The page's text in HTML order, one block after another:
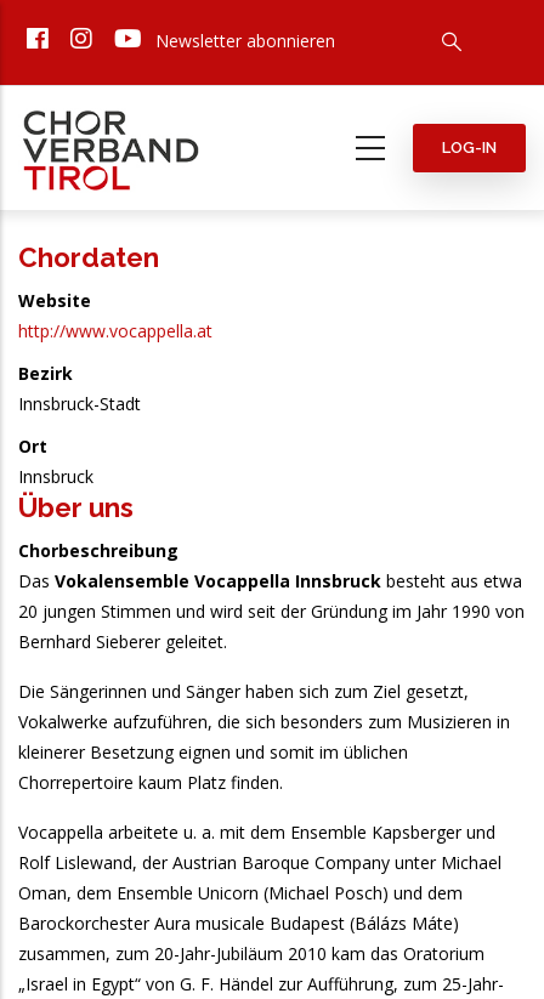
zum
Newsletter abonnieren
LOG-IN
Chordaten
Website
http://www.vocappella.at
Bezirk
Innsbruck-Stadt
Ort
Innsbruck
Über uns
Chorbeschreibung
Das Vokalensemble Vocappella Innsbruck besteht aus etwa
20 jungen Stimmen und wird seit der Gründung im Jahr 1990 von
Bernhard Sieberer geleitet.
Die Sängerinnen und Sänger haben sich zum Ziel gesetzt,
Vokalwerke aufzuführen, die sich besonders zum Musizieren in
kleinerer Besetzung eignen und somit im üblichen
Chorrepertoire kaum Platz finden.
Vocappella arbeitete u. a. mit dem Ensemble Kapsberger und
Rolf Lislewand, der Austrian Baroque Company unter Michael
Oman, dem Ensemble Unicorn (Michael Posch) und dem
Barockorchester Aura musicale Budapest (Bálázs Máte)
zusammen, zum 20-Jahr-Jubiläum 2010 kam das Oratorium
„Israel in Egypt“ von G. F. Händel zur Aufführung, zum 25-Jahr-